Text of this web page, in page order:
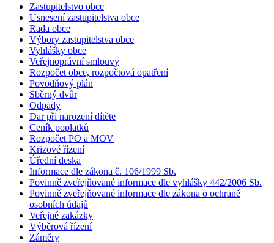
Zastupitelstvo obce
Usnesení zastupitelstva obce
Rada obce
Výbory zastupitelstva obce
Vyhlášky obce
Veřejnoprávní smlouvy
Rozpočet obce, rozpočtová opatření
Povodňový plán
Sběrný dvůr
Odpady
Dar při narození dítěte
Ceník poplatků
Rozpočet PO a MOV
Krizové řízení
Úřední deska
Informace dle zákona č. 106/1999 Sb.
Povinně zveřejňované informace dle vyhlášky 442/2006 Sb.
Povinně zveřejňované informace dle zákona o ochraně
osobních údajů
Veřejné zakázky
Výběrová řízení
Záměry